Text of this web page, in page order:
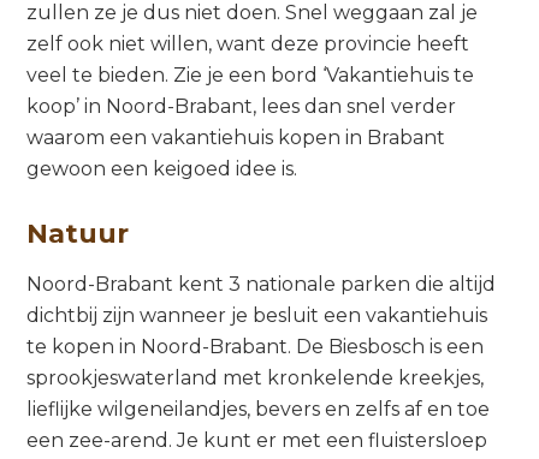
zullen ze je dus niet doen. Snel weggaan zal je
zelf ook niet willen, want deze provincie heeft
veel te bieden. Zie je een bord ‘Vakantiehuis te
koop’ in Noord-Brabant, lees dan snel verder
waarom een vakantiehuis kopen in Brabant
gewoon een keigoed idee is.
Natuur
Noord-Brabant kent 3 nationale parken die altijd
dichtbij zijn wanneer je besluit een vakantiehuis
te kopen in Noord-Brabant. De Biesbosch is een
sprookjeswaterland met kronkelende kreekjes,
lieflijke wilgeneilandjes, bevers en zelfs af en toe
een zee-arend. Je kunt er met een fluistersloep